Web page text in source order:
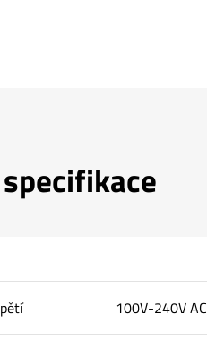
100V-240V AC